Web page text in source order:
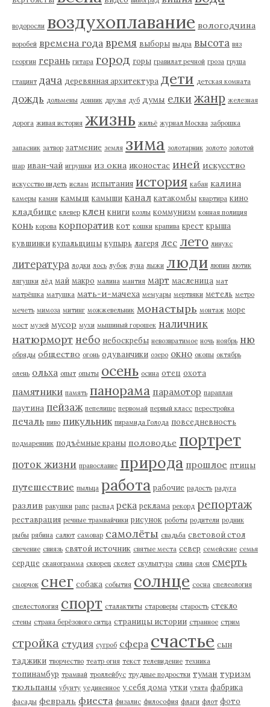
водоросли воздухоплавание вологодчина
воробей времена года время выборы выдра высота вяз
георгин герань гитара город горы гравилат речной гроза груша
гтацинт дача деревянная архитектура дети детская комната
дождь дольмены донник друзья дуб думы елки жанр железная
дорога живая история жизнь жильё журнал Москва заброшка
запасник затвор затмение земля зима золотарник золото золотой
шар иван-чай игрушки из окна иконостас иней искусство
искусство видеть ислам испытания история кабан калина
камеры камни камыш камыши канал катакомбы квартира кино
кладбище клевер клен книги козлы коммунизм конная полиция
конь корова корпоратив кот кошки крапива крест крыша
кувшинки купальщицы купырь лагеря лес лето линукс
литература лодки лось лубок луна лыжи люди люпин лютик
лягушки лёд май макро малина мантия март масленица мат
матрёшка матушка мать-и-мачеха мемуары мертвяки метель метро
мечеть мимоза митинг можжевельник монастырь монтаж море
мост музей мусор мухи мышиный горошек наличник
натюрморт небо небоскребы невозвратимое ночь ноябрь ню
обряды общество огонь одуванчики озеро окно окопы октябрь
олень ольха опыт опыты осень осина отец охота
памятники память панорама парамотор параплан
паутина пейзаж пепелище первомай первый класс перестройка
печаль пиво пикульник пирамида Голода повседневность
подмаренник подъёмные краны половодье портрет
поток жизни православие природа прошлое птицы
путешествие пыльца работа рабочие радость радуга
разлив ракушки рапс распад река реклама рекорд репортаж
реставрация речные трамвайчики рисунок роботы родители родник
рыбы рябина салют самовар самолёты свадьба световой стол
свечение свиязь святой источник святые места север семейские семья
сердце сканограмма скворец скелет скульптура слива слон смерть
сморчок снег собака события солнце сосна спелеология
спелестология спорт сталактиты староверы старость стекло
стены страна берёзового ситца страницы истории странное стрим
стройка студия сугроб сфера счастье сын
таджики творчество театр огня текст телевидение техника
топинамбур трамвай троллейбус трудные подростки туман туризм
тюльпаны убунту уединенное у себя дома утки утята фабрика
фасады февраль фиеста физалис философия флаги флот фото